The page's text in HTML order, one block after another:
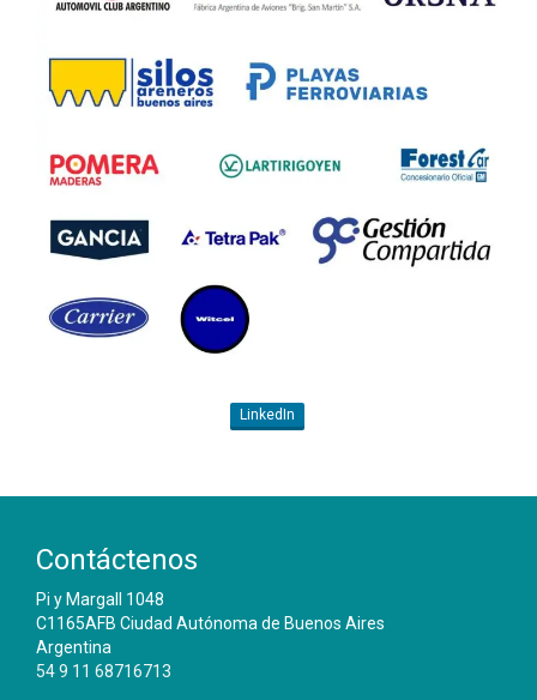
LinkedIn
Contáctenos
Pi y Margall 1048
C1165AFB Ciudad Autónoma de Buenos Aires
Argentina
54 9 11 68716713